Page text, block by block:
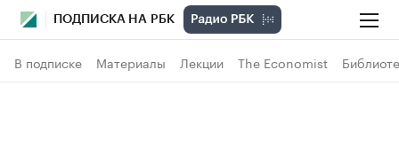
ПОДПИСКА НА РБК
В подписке Материалы Лекции The Economist